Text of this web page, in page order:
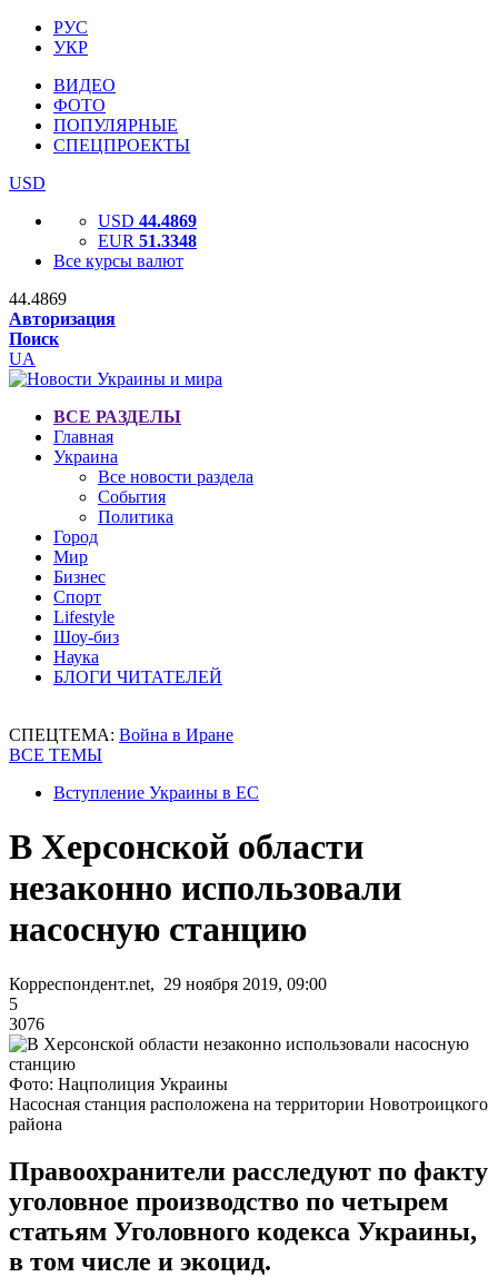
РУС
УКР
ВИДЕО
ФОТО
ПОПУЛЯРНЫЕ
СПЕЦПРОЕКТЫ
USD
USD 44.4869
EUR 51.3348
Все курсы валют
44.4869
Авторизация
Поиск
UA
ВСЕ РАЗДЕЛЫ
Главная
Украина
Все новости раздела
События
Политика
Город
Мир
Бизнес
Спорт
Lifestyle
Шоу-биз
Наука
БЛОГИ ЧИТАТЕЛЕЙ
СПЕЦТЕМА: Война в Иране
ВСЕ ТЕМЫ
Вступление Украины в ЕС
В Херсонской области
незаконно использовали
насосную станцию
Корреспондент.net, 29 ноября 2019, 09:00
5
3076
Фото: Нацполиция Украины
Насосная станция расположена на территории Новотроицкого
района
Правоохранители расследуют по факту
уголовное производство по четырем
статьям Уголовного кодекса Украины,
в том числе и экоцид.